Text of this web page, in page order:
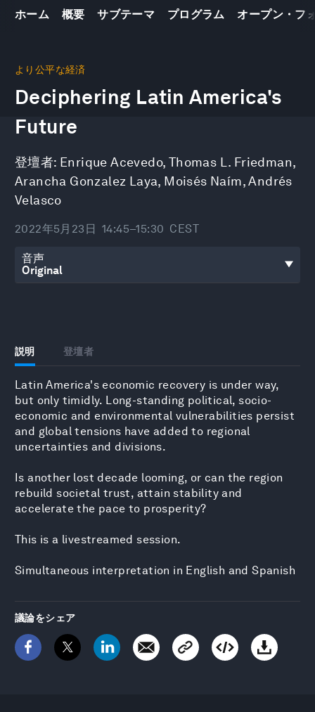
ホーム 概要 サブテーマ プログラム オープン・フ
より公平な経済
Deciphering Latin America's
Future
登壇者: Enrique Acevedo, Thomas L. Friedman,
Arancha Gonzalez Laya, Moisés Naím,Andrés
Velasco
2022年5月23日 14:45–15:30 CEST
音声
説明 登壇者
Latin America's economic recovery is under way,
but only timidly. Long-standing political, socio-
economic and environmental vulnerabilities persist
and global tensions have added to regional
uncertainties and divisions.
Is another lost decade looming, or can the region
rebuild societal trust, attain stability and
accelerate the pace to prosperity?
This is a livestreamed session.
Simultaneous interpretation in English and Spanish
議論をシェア
seconds
44
minutes,
seconds